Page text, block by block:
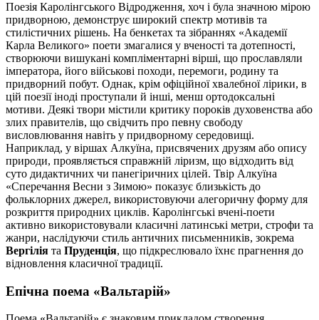
Поезія Каролінгського Відродження, хоч і була значною мірою
придворною, демонструє широкий спектр мотивів та
стилістичних рішень. На бенкетах та зібраннях «Академії
Карла Великого» поети змагалися у вченості та дотепності,
створюючи вишукані компліментарні вірші, що прославляли
імператора, його військові походи, перемоги, родину та
придворний побут. Однак, крім офіційної хвалебної лірики, в
цій поезії іноді проступали й інші, менш ортодоксальні
мотиви. Деякі твори містили критику пороків духовенства або
злих правителів, що свідчить про певну свободу
висловлювання навіть у придворному середовищі.
Наприклад, у віршах Алкуїна, присвячених друзям або опису
природи, проявляється справжній ліризм, що відходить від
суто дидактичних чи панегіричних цілей. Твір Алкуїна
«Сперечання Весни з Зимою» показує близькість до
фольклорних джерел, використовуючи алегоричну форму для
розкриття природних циклів. Каролінгські вчені-поети
активно використовували класичні латинські метри, строфи та
жанри, наслідуючи стиль античних письменників, зокрема
Вергілія та Пруденція, що підкреслювало їхнє прагнення до
відновлення класичної традиції.
Епічна поема «Вальтарій»